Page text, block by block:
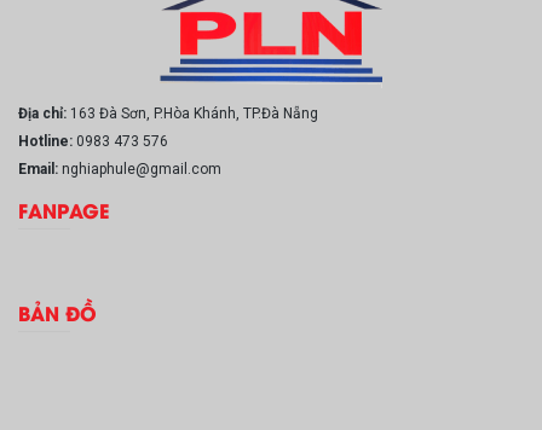
Địa chỉ: 163 Đà Sơn, P.Hòa Khánh, TP.Đà Nẵng
Hotline: 0983 473 576
Email: nghiaphule@gmail.com
FANPAGE
BẢN ĐỒ